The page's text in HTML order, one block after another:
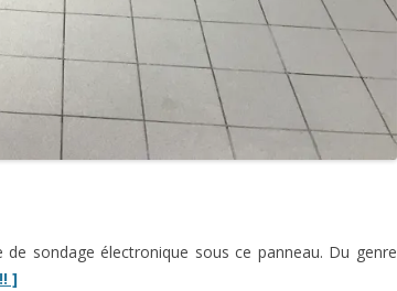
sondage électronique sous ce panneau. Du genre
]“La